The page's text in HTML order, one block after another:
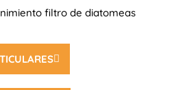
filtro de diatomeas